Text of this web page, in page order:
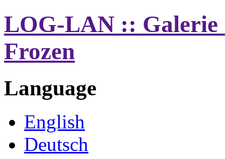
LOG-LAN :: Galerie
Frozen
Language
English
Deutsch